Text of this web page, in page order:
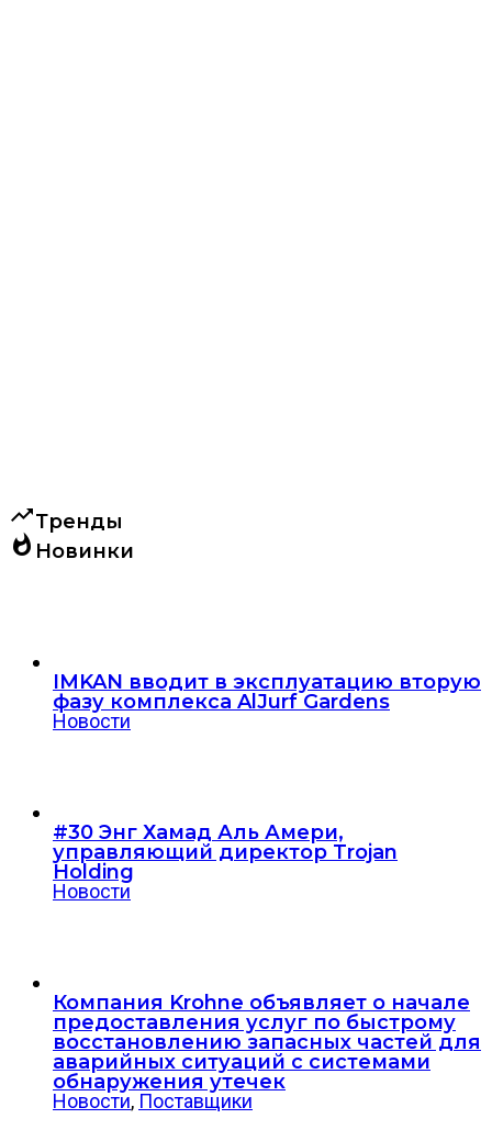
trending_upТренды
whatshot Новинки
IMKAN вводит в эксплуатацию вторую
фазу комплекса AlJurf Gardens
Новости
#30 Энг Хамад Аль Амери,
управляющий директор Trojan
Holding
Новости
Компания Krohne объявляет о начале
предоставления услуг по быстрому
восстановлению запасных частей для
аварийных ситуаций с системами
обнаружения утечек
Новости, Поставщики